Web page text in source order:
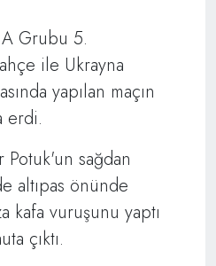
Grubu 5.
ile Ukrayna
yapılan maçın
erdi.
sağdan
altıpas önünde
kafa vuruşunu yaptı
çıktı.